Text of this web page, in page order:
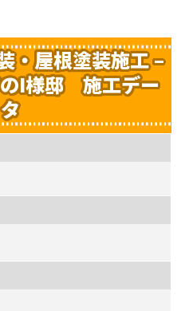
・屋根塗装施工 –
I様邸 施工デー
タ